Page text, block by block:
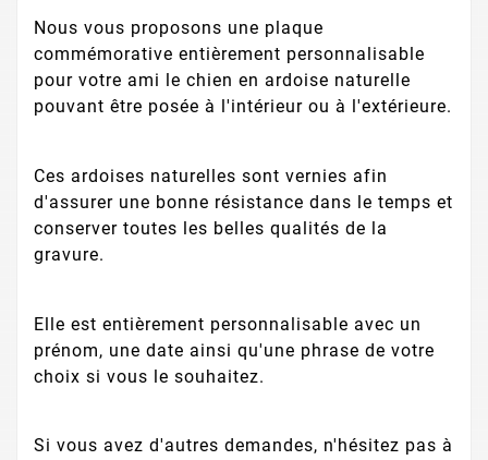
Nous vous proposons une plaque
commémorative entièrement personnalisable
pour votre ami le chien en ardoise naturelle
pouvant être posée à l'intérieur ou à l'extérieure.
Ces ardoises naturelles sont vernies afin
d'assurer une bonne résistance dans le temps et
conserver toutes les belles qualités de la
gravure.
Elle est entièrement personnalisable avec un
prénom, une date ainsi qu'une phrase de votre
choix si vous le souhaitez.
Si vous avez d'autres demandes, n'hésitez pas à